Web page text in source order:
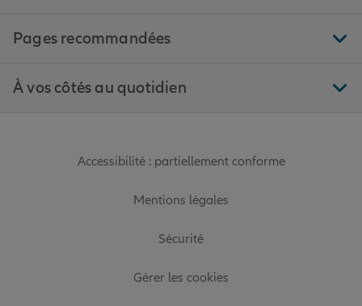
Pages recommandées
À vos côtés au quotidien
Accessibilité : partiellement conforme
Mentions légales
Sécurité
Gérer les cookies